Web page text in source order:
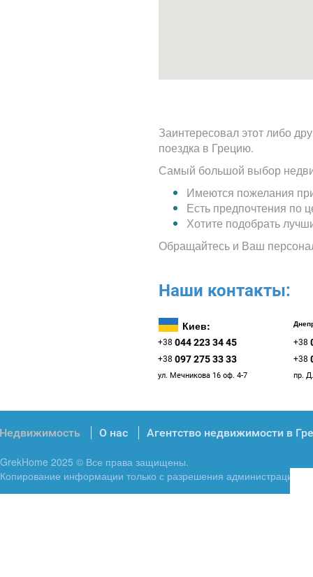
Заинтересовал этот либо
поездка в Грецию.
Самый большой выбор
Имеются пожелания
Есть предпочтения по
Хотите подобрать
Обращайтесь и Ваш
Наши контакты:
Киев:
+38 044 223 34 45 +38
+38 097 275 33 33 +38
ул. Мечникова 16 оф. 4-7 пр.
Недвижимость О нас Агентство недвижимости в
GrekHome 2025 © Все права защищены.
Копирование информации только с разрешения администрации.